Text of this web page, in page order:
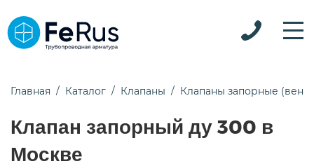
Главная Каталог Клапаны Клапаны запорные
Клапан запорный ду 300 в
Москве